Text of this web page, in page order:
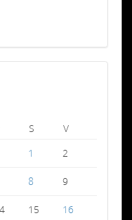
S
V
1
2
8 9
15 16